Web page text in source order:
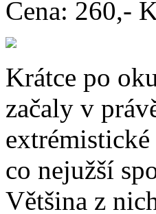
Cena: 260,-
Krátce po
začaly v
co nejužší
Většina z